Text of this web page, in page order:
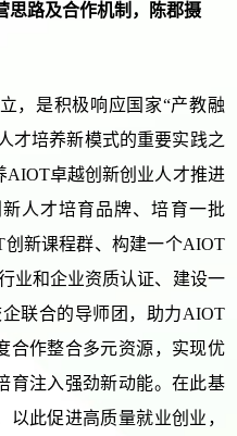
思路及合作机制，陈郡摄
，是积极响应国家“产教融
才培养新模式的重要实践之
AIOT卓越创新创业人才推进
人才培育品牌、培育一批
创新课程群、构建一个AIOT
业和企业资质认证、建设一
联合的导师团，助力AIOT
合作整合多元资源，实现优
育注入强劲新动能。在此基
此促进高质量就业创业，